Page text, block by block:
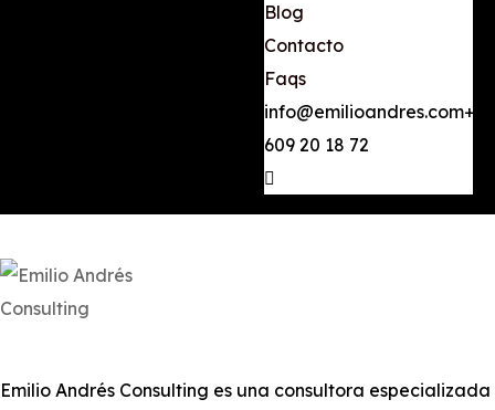
Blog
Contacto
Faqs
info@emilioandres.com+34
609 20 18 72
Emilio Andrés Consulting es una consultora especializada